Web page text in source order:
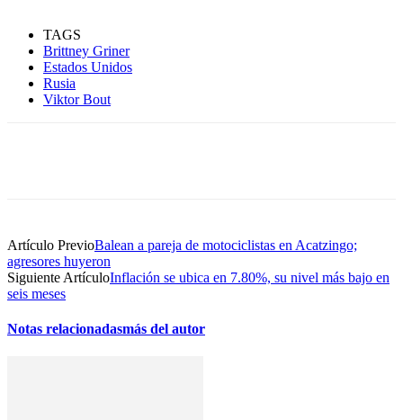
TAGS
Brittney Griner
Estados Unidos
Rusia
Viktor Bout
Artículo PrevioBalean a pareja de motociclistas en Acatzingo;
agresores huyeron
Siguiente ArtículoInflación se ubica en 7.80%, su nivel más bajo en
seis meses
Notas relacionadasmás del autor